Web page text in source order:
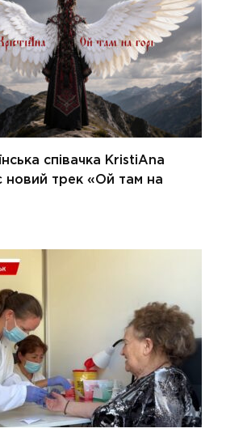
співачка KristiAna
новий трек «Ой там на